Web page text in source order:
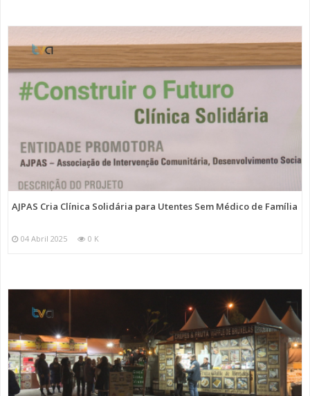
AJPAS Cria Clínica Solidária para Utentes Sem Médico de Família
04 Abril 2025 0 K